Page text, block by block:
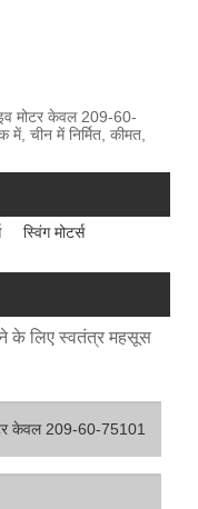
मोटर केवल 209-60-
में, चीन में निर्मित, कीमत,
स्विंग मोटर्स
के लिए स्वतंत्र महसूस